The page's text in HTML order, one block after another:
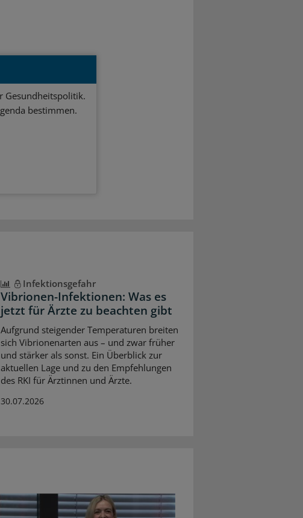
Gesundheitspolitik.
bestimmen.
Infektionsgefahr
Vibrionen-Infektionen: Was es
jetzt für Ärzte zu beachten gibt
Aufgrund steigender Temperaturen breiten
sich Vibrionenarten aus – und zwar früher
und stärker als sonst. Ein Überblick zur
aktuellen Lage und zu den Empfehlungen
des RKI für Ärztinnen und Ärzte.
30.07.2026